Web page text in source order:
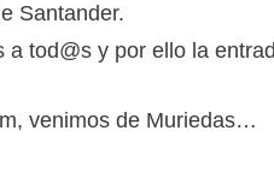
Santander.
a tod@s y por ello la
venimos de Muriedas…